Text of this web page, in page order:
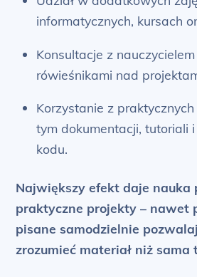
informatycznych, kursach
Konsultacje z
rówieśnikami nad
Korzystanie z
tym dokumentacji, tutoriali
kodu.
Największy efekt daje nauka
praktyczne projekty – nawet
pisane samodzielnie
zrozumieć materiał niż sama